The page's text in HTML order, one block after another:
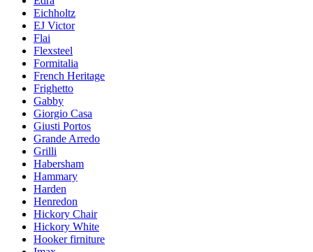
Eichholtz
EJ Victor
Flai
Flexsteel
Formitalia
French Heritage
Frighetto
Gabby
Giorgio Casa
Giusti Portos
Grande Arredo
Grilli
Habersham
Hammary
Harden
Henredon
Hickory Chair
Hickory White
Hooker firniture